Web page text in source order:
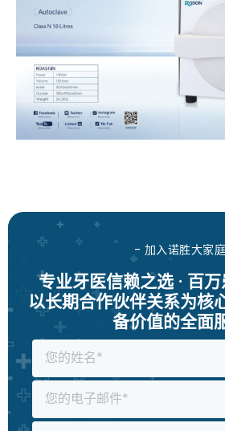
- 加入诺胜大家庭
专业牙医信赖之选 · 百
以长期合作伙伴关系为核
备价值的全面